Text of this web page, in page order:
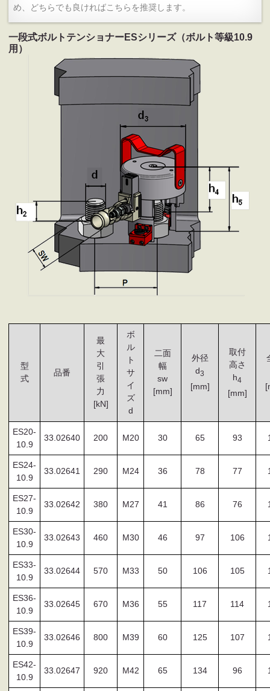
め、どちらでも良ければこちらを推奨します。
一段式ボルトテンショナーESシリーズ（ボルト等級10.9
用）
型
式
品番
最
大
引
張
力
[kN]
ボ
ル
ト
サ
イ
ズ
d
二面
幅
sw
[mm]
外径
d3
[mm]
取付
高さ
h4
[mm]
ES20-
10.9
33.02640 200 M20 30 65 93
ES24-
10.9
33.02641 290 M24 36 78 77
ES27-
10.9
33.02642 380 M27 41 86 76
ES30-
10.9
33.02643 460 M30 46 97 106
ES33-
10.9
33.02644 570 M33 50 106 105
ES36-
10.9
33.02645 670 M36 55 117 114
ES39-
10.9
33.02646 800 M39 60 125 107
ES42-
10.9
33.02647 920 M42 65 134 96